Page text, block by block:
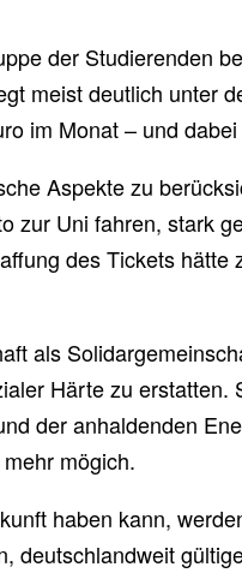
der Studierenden
meist deutlich unter
im Monat – und
Aspekte zu
zur Uni fahren, stark
des Tickets
als
Härte zu
der anhaldenden
mögich.
haben kann,
deutschlandweit